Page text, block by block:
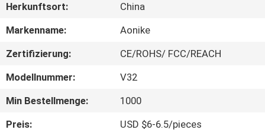
FABRIK-
QUALITÄTSKONTROLLE
TRETEN
Herkunftsort:
China
Markenname:
Aonike
Zertifizierung:
CE/ROHS/ FCC/REACH
Modellnummer:
V32
Min Bestellmenge:
1000
Preis:
USD $6-6.5/pieces